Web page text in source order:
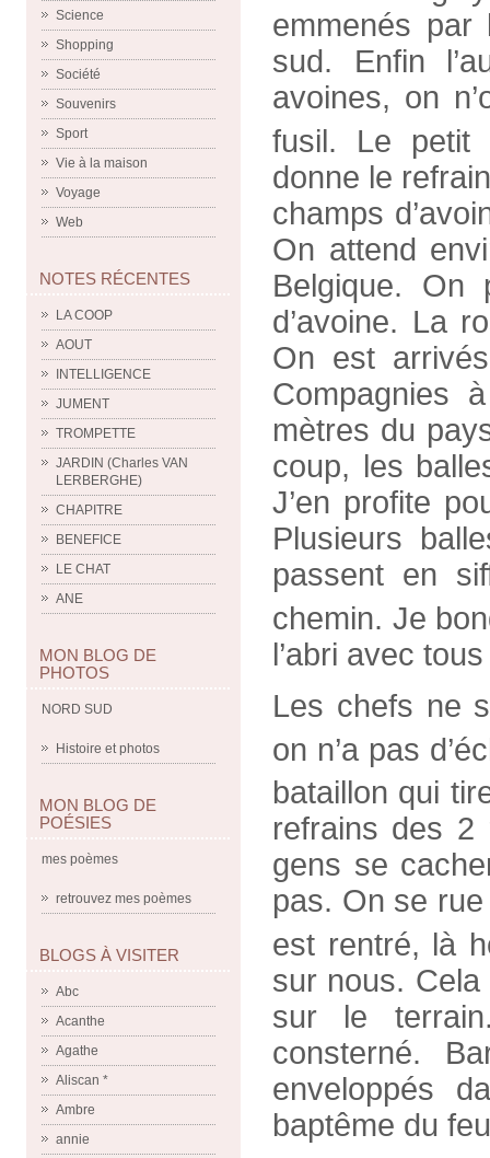
Science
Shopping
Société
Souvenirs
Sport
Vie à la maison
Voyage
Web
NOTES RÉCENTES
LA COOP
AOUT
INTELLIGENCE
JUMENT
TROMPETTE
JARDIN (Charles VAN
LERBERGHE)
CHAPITRE
BENEFICE
LE CHAT
ANE
MON BLOG DE
PHOTOS
NORD SUD
Histoire et photos
MON BLOG DE
POÉSIES
mes poèmes
retrouvez mes poèmes
BLOGS À VISITER
Abc
Acanthe
Agathe
Aliscan *
Ambre
annie
emmenés
sud. Enfin
avoines, on
fusil. Le petit
donne le
champs
On attend
Belgique.
d’avoine. La
On est
Compagnies
mètres du
coup, les
J’en profite
Plusieurs
passent en
chemin. Je
l’abri avec
Les chefs ne
on n’a pas
bataillon qui
refrains des 2
gens se
pas. On se
est rentré, là
sur nous.
sur le
consterné.
enveloppés
baptême du